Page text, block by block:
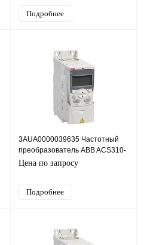
Подробнее
3AUA0000039635 Частотный
преобразователь ABB ACS310-
03E-25A4-4, 11кВт, 380В
Цена по запросу
Подробнее